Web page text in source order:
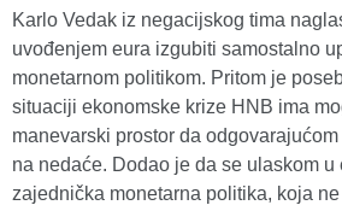
Karlo Vedak iz negacijskog tima
uvođenjem eura izgubiti samostalno
monetarnom politikom. Pritom je
situaciji ekonomske krize HNB ima
manevarski prostor da
na nedaće. Dodao je da se ulaskom u
zajednička monetarna politika, koja